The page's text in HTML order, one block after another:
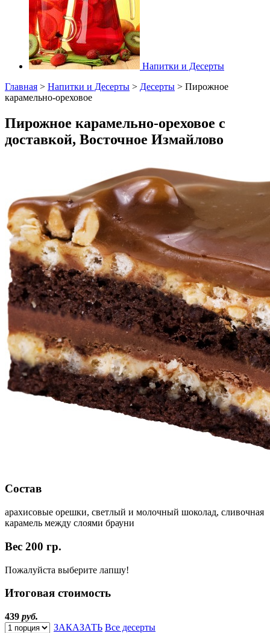
Напитки и Десерты
Главная > Напитки и Десерты > Десерты > Пирожное
карамельно-ореховое
Пирожное карамельно-ореховое с
доставкой, Восточное Измайлово
Состав
арахисовые орешки, светлый и молочный шоколад, сливочная
карамель между слоями брауни
Вес 200 гр.
Пожалуйста выберите лапшу!
Итоговая стоимость
439 руб.
ЗАКАЗАТЬ Все десерты